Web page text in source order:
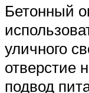
Бетонный
уличного
отверстие
подвод